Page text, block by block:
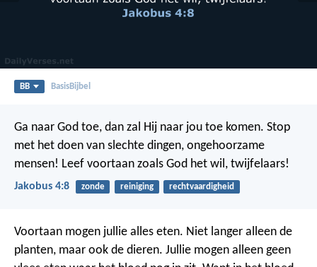
BB BasisBijbel
Ga naar God toe, dan zal Hij naar jou toe komen. Stop
met het doen van slechte dingen, ongehoorzame
mensen! Leef voortaan zoals God het wil, twijfelaars!
Jakobus 4:8 zonde reiniging rechtvaardigheid
Voortaan mogen jullie alles eten. Niet langer alleen de
planten, maar ook de dieren. Jullie mogen alleen geen